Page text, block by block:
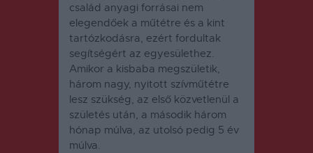
család anyagi forrásai nem
elegendőek a műtétre és a kint
tartózkodásra, ezért fordultak
segítségért az egyesülethez.
Amikor a kisbaba megszületik,
három nagy, nyitott szívműtétre
lesz szükség, az első közvetlenül a
születés után, a második három
hónap múlva, az utolsó pedig 5 év
múlva.